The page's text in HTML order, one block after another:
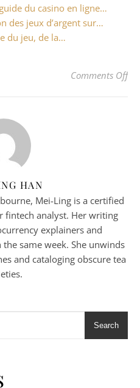
du casino en ligne…
des jeux d’argent sur…
du jeu, de la…
Comments Offon
HAN
Mei-Ling is a certified
fintech analyst. Her writing
explainers and
same week. She unwinds
and cataloging obscure tea
Search